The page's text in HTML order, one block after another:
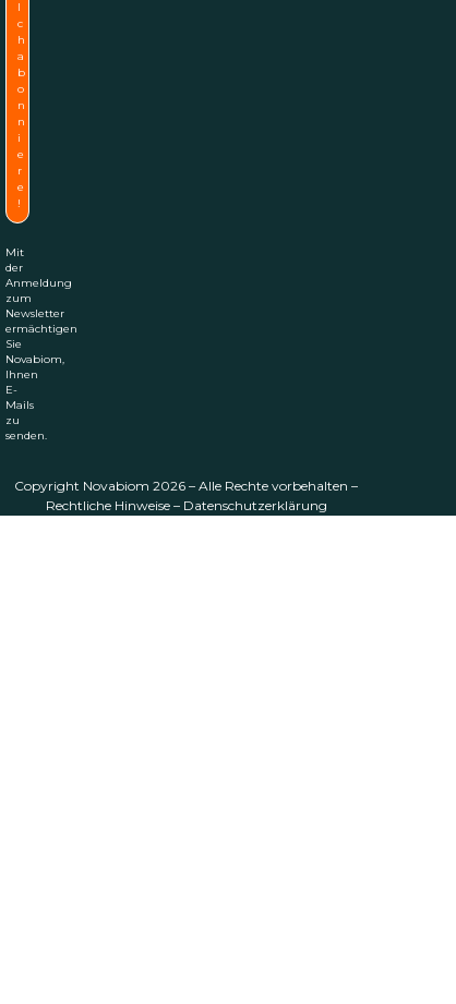
Mit
der
Anmeldung
zum
Newsletter
ermächtigen
Sie
Novabiom,
Ihnen
E-
Mails
zu
senden.
Copyright Novabiom 2026 – Alle Rechte vorbehalten –
Rechtliche Hinweise– Datenschutzerklärung